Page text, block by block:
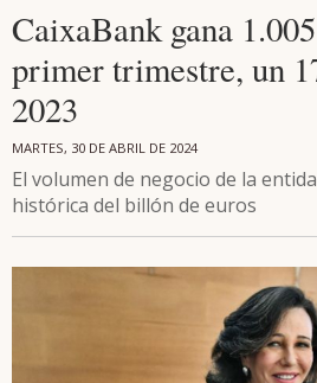
CaixaBank gana
primer trimestre, un
2023
MARTES, 30 DE ABRIL DE 2024
El volumen de negocio de la
histórica del billón de euros